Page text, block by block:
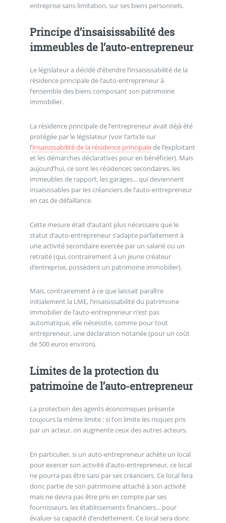
entreprise sans limitation, sur ses biens personnels.
Principe d’insaisissabilité des
immeubles de l’auto-entrepreneur
Le législateur a décidé d’étendre l’insaisissabilité de la
résidence principale de l’auto-entrepreneur à
l’ensemble des biens composant son patrimoine
immobilier.
La résidence principale de l’entrepreneur avait déjà été
protégée par le législateur (voir l’article sur
l’insaisissabilité de la résidence principalede l’exploitant
et les démarches déclaratives pour en bénéficier). Mais
aujourd’hui, ce sont les résidences secondaires, les
immeubles de rapport, les garages... qui deviennent
insaisissables par les créanciers de l’auto-entrepreneur
en cas de défaillance.
Cette mesure était d’autant plus nécessaire que le
statut d’auto-entrepreneur s’adapte parfaitement à
une activité secondaire exercée par un salarié ou un
retraité (qui, contrairement à un jeune créateur
d’entreprise, possèdent un patrimoine immobilier).
Mais, contrairement à ce que laissait paraître
initialement la LME, l’insaisissabilité du patrimoine
immobilier de l’auto-entrepreneur n’est pas
automatique, elle nécessite, comme pour tout
entrepreneur, une déclaration notariée (pour un coût
de 500 euros environ).
Limites de la protection du
patrimoine de l’auto-entrepreneur
La protection des agents économiques présente
toujours la même limite : si l’on limite les risques pris
par un acteur, on augmente ceux des autres acteurs.
En particulier, si un auto-entrepreneur achète un local
pour exercer son activité d’auto-entrepreneur, ce local
ne pourra pas être saisi par ses créanciers. Ce local fera
donc partie de son patrimoine attaché à son activité
mais ne devra pas être pris en compte par ses
fournisseurs, les établissements financiers... pour
évaluer sa capacité d’endettement. Ce local sera donc